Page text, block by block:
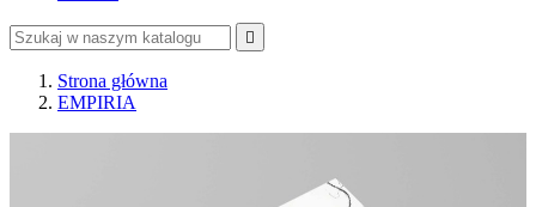

Strona główna
EMPIRIA